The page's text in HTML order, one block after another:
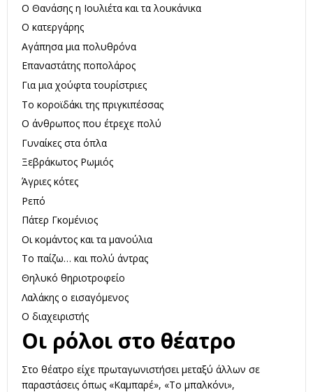
Ο Θανάσης η Ιουλιέτα και τα λουκάνικα
Ο κατεργάρης
Αγάπησα μια πολυθρόνα
Επαναστάτης ποπολάρος
Για μια χούφτα τουρίστριες
Το κοροϊδάκι της πριγκιπέσσας
Ο άνθρωπος που έτρεχε πολύ
Γυναίκες στα όπλα
Ξεβράκωτος Ρωμιός
Άγριες κότες
Ρεπό
Πάτερ Γκομένιος
Οι κομάντος και τα μανούλια
Το παίζω… και πολύ άντρας
Θηλυκό θηριοτροφείο
Λαλάκης ο εισαγόμενος
Ο διαχειριστής
Οι ρόλοι στο θέατρο
Στο θέατρο είχε πρωταγωνιστήσει μεταξύ άλλων σε
παραστάσεις όπως «Καμπαρέ», «Το μπαλκόνι»,